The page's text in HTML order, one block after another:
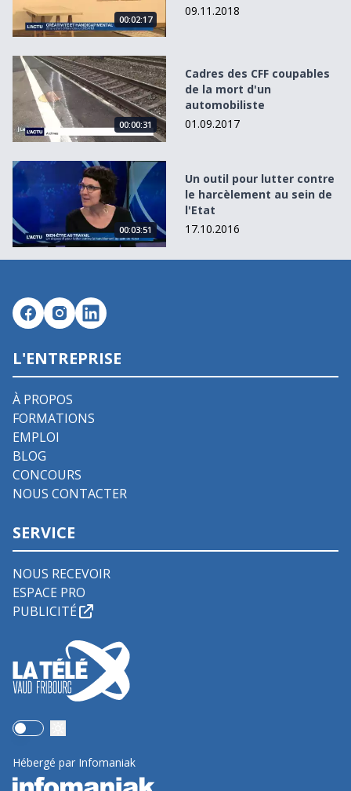
00:02:17
09.11.2018
Cadres des CFF coupables de la mort d&#039;un
00:00:31
Cadres des CFF coupables
de la mort d'un
automobiliste
01.09.2017
Un outil pour lutter contre le harcèlement au sein de
00:03:51
Un outil pour lutter contre
le harcèlement au sein de
l'Etat
17.10.2016
L'ENTREPRISE
À PROPOS
FORMATIONS
EMPLOI
BLOG
CONCOURS
NOUS CONTACTER
SERVICE
NOUS RECEVOIR
ESPACE PRO
PUBLICITÉ
Use setting
Hébergé par Infomaniak